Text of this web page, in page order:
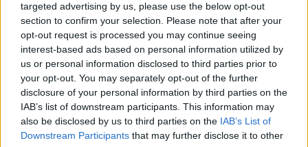
targeted advertising by us, please use the below opt-out
section to confirm your selection. Please note that after your
opt-out request is processed you may continue seeing
interest-based ads based on personal information utilized by
us or personal information disclosed to third parties prior to
your opt-out. You may separately opt-out of the further
disclosure of your personal information by third parties on the
IAB’s list of downstream participants. This information may
also be disclosed by us to third parties on the IAB’s List of
Downstream Participants that may further disclose it to other